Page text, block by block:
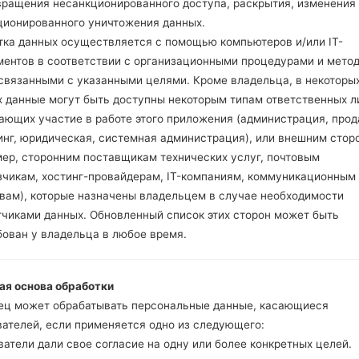
Модель и ее характеристики
LGKG276
LG Others
2007
11.2 миллиметров (0.43
98.7 x 49.5 миллиметров
59 грамм (2.08 унции)
Аппаратное обеспечение
-
Сеть и данные
1 Мини SIM
несанкционированного доступа, раскрытия, изменения
уничтожения данных.
данных осуществляется с помощью компьютеров и/или IT-
в соответствии с организационными процедурами и
с указанными целями. Кроме владельца, в
данные могут быть доступны некоторым типам ответственных
участие в работе этого приложения (администрация,
юридическая, системная администрация), или внешним
сторонним поставщикам технических услуг, почтовым
хостинг-провайдерам, IT-компаниям, коммуникационным
которые назначены владельцем в случае необходимости
данных. Обновленный список этих сторон может быть
у владельца в любое время.
основа обработки
может обрабатывать персональные данные, касающиеся
если применяется одно из следующего:
дали свое согласие на одну или более конкретных целей.